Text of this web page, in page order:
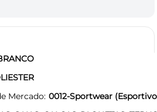
Mercado 0012-Sportwear